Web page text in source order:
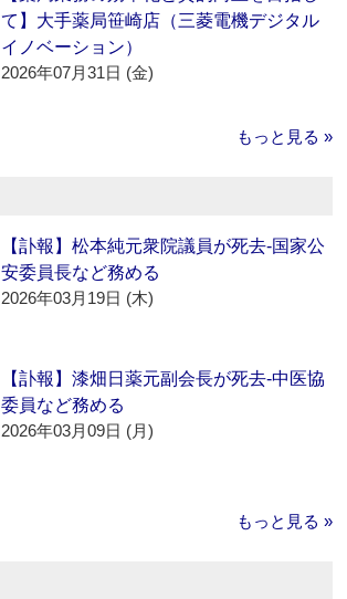
て】大手薬局笹崎店（三菱電機デジタル
イノベーション）
2026年07月31日 (金)
もっと見る »
【訃報】松本純元衆院議員が死去‐国家公
安委員長など務める
2026年03月19日 (木)
【訃報】漆畑日薬元副会長が死去‐中医協
委員など務める
2026年03月09日 (月)
もっと見る »